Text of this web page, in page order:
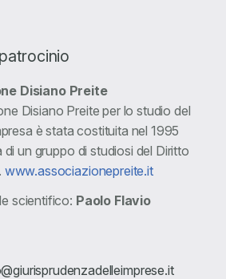
Disiano Preite
Disiano Preite per lo studio del
è stata costituita nel 1995
di un gruppo di studiosi del Diritto
www.associazionepreite.it
scientifico: Paolo Flavio